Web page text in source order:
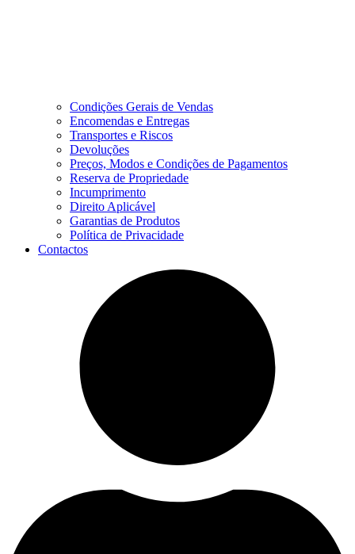
Condições Gerais de Vendas
Encomendas e Entregas
Transportes e Riscos
Devoluções
Preços, Modos e Condições de Pagamentos
Reserva de Propriedade
Incumprimento
Direito Aplicável
Garantias de Produtos
Política de Privacidade
Contactos